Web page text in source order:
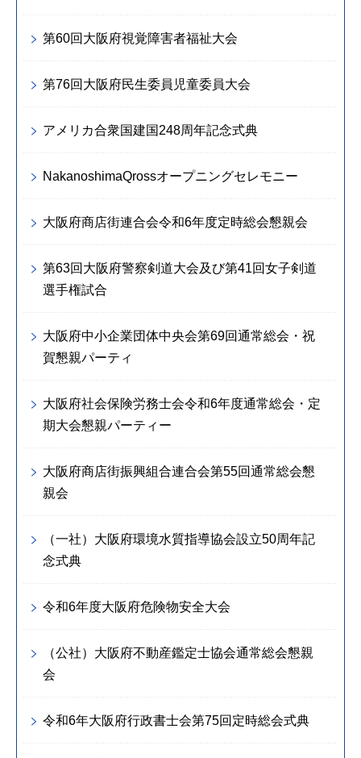
第60回大阪府視覚障害者福祉大会
第76回大阪府民生委員児童委員大会
アメリカ合衆国建国248周年記念式典
NakanoshimaQrossオープニングセレモニー
大阪府商店街連合会令和6年度定時総会懇親会
第63回大阪府警察剣道大会及び第41回女子剣道
選手権試合
大阪府中小企業団体中央会第69回通常総会・祝
賀懇親パーティ
大阪府社会保険労務士会令和6年度通常総会・定
期大会懇親パーティー
大阪府商店街振興組合連合会第55回通常総会懇
親会
（一社）大阪府環境水質指導協会設立50周年記
念式典
令和6年度大阪府危険物安全大会
（公社）大阪府不動産鑑定士協会通常総会懇親
会
令和6年大阪府行政書士会第75回定時総会式典